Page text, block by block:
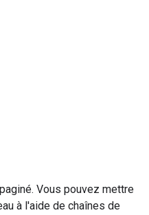
Vous pouvez mettre
à l'aide de chaînes de